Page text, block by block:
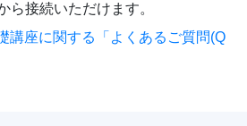
ら接続いただけます。
講座に関する「よくあるご質問(Q